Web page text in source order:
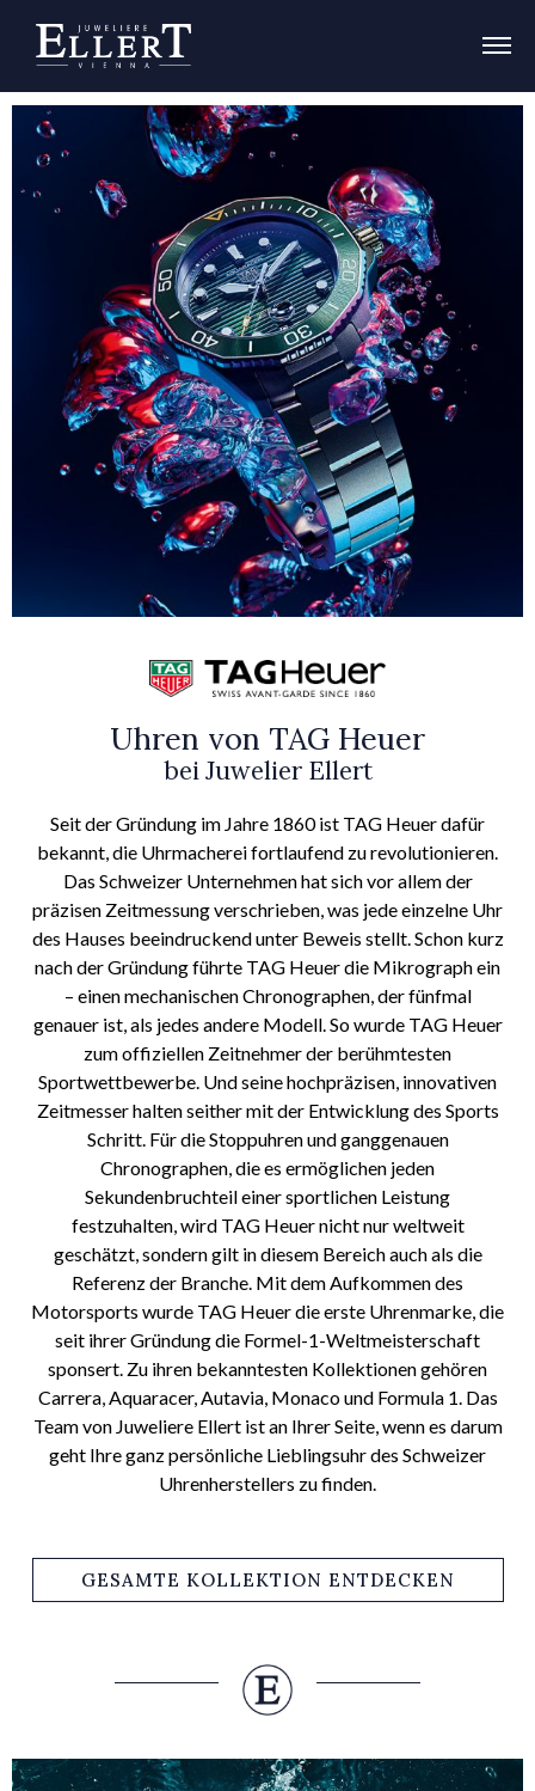
Uhren von TAG Heuer
bei Juwelier Ellert
Seit der Gründung im Jahre 1860 ist TAG Heuer dafür
bekannt, die Uhrmacherei fortlaufend zu revolutionieren.
Das Schweizer Unternehmen hat sich vor allem der
präzisen Zeitmessung verschrieben, was jede einzelne Uhr
des Hauses beeindruckend unter Beweis stellt. Schon kurz
nach der Gründung führte TAG Heuer die Mikrograph ein
– einen mechanischen Chronographen, der fünfmal
genauer ist, als jedes andere Modell. So wurde TAG Heuer
zum offiziellen Zeitnehmer der berühmtesten
Sportwettbewerbe. Und seine hochpräzisen, innovativen
Zeitmesser halten seither mit der Entwicklung des Sports
Schritt. Für die Stoppuhren und ganggenauen
Chronographen, die es ermöglichen jeden
Sekundenbruchteil einer sportlichen Leistung
festzuhalten, wird TAG Heuer nicht nur weltweit
geschätzt, sondern gilt in diesem Bereich auch als die
Referenz der Branche. Mit dem Aufkommen des
Motorsports wurde TAG Heuer die erste Uhrenmarke, die
seit ihrer Gründung die Formel-1-Weltmeisterschaft
sponsert. Zu ihren bekanntesten Kollektionen gehören
Carrera, Aquaracer, Autavia, Monaco und Formula 1. Das
Team von Juweliere Ellert ist an Ihrer Seite, wenn es darum
geht Ihre ganz persönliche Lieblingsuhr des Schweizer
Uhrenherstellers zu finden.
GESAMTE KOLLEKTION ENTDECKEN